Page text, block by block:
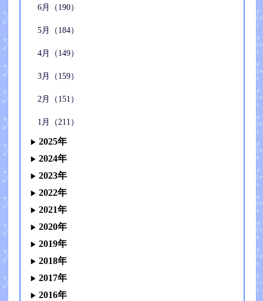
6月（190）
5月（184）
4月（149）
3月（159）
2月（151）
1月（211）
2025年
2024年
2023年
2022年
2021年
2020年
2019年
2018年
2017年
2016年